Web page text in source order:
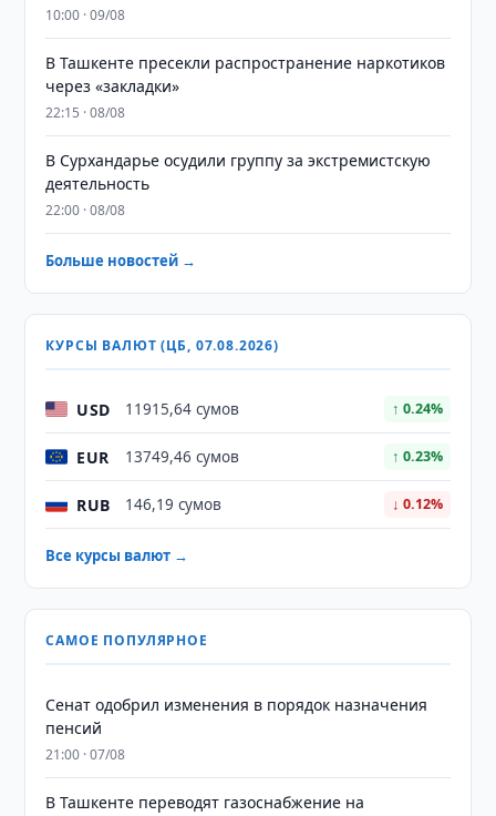
10:00 · 09/08
В Ташкенте пресекли распространение наркотиков
через «закладки»
22:15 · 08/08
В Сурхандарье осудили группу за экстремистскую
деятельность
22:00 · 08/08
Больше новостей →
КУРСЫ ВАЛЮТ (ЦБ, 07.08.2026)
USD 11915,64 сумов ↑ 0.24%
EUR 13749,46 сумов ↑ 0.23%
RUB 146,19 сумов ↓ 0.12%
Все курсы валют →
САМОЕ ПОПУЛЯРНОЕ
Сенат одобрил изменения в порядок назначения
пенсий
21:00 · 07/08
В Ташкенте переводят газоснабжение на